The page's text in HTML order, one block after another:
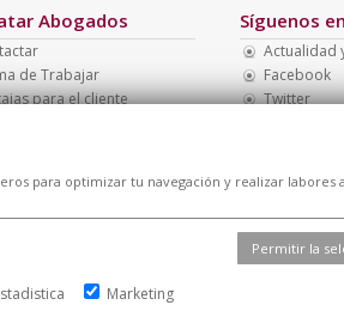
Abogados
de Trabajar
para el cliente
Síguenos en
Actualidad
Facebook
Twitter
Aviso Legal|Cookies|
para optimizar tu navegación y realizar
Permitir la
Marketing